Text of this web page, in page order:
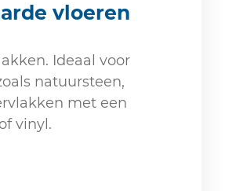
vloeren
Ideaal voor
natuursteen,
met een
vinyl.